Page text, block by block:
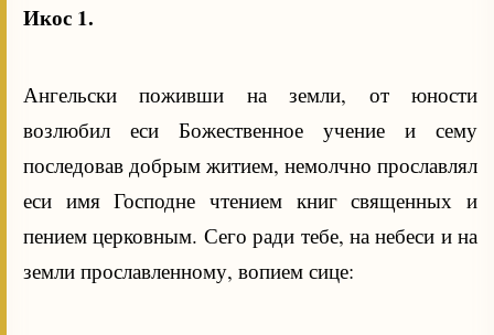
Икос 1.
Ангельски поживши на земли, от юности
возлюбил еси Божественное учение и сему
последовав добрым житием, немолчно прославлял
еси имя Господне чтением книг священных и
пением церковным. Сего ради тебе, на небеси и на
земли прославленному, вопием сице: